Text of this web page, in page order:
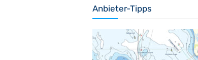
Anbieter-Tipps